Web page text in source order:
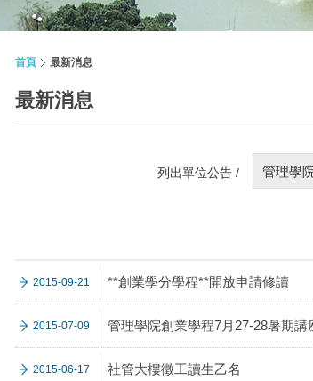
首頁 最新消息
最新消息
列出單位公告 / 管理學
2015-09-21 **創業學分學程**開放申請修讀
2015-07-09 管理學院創業學程7月27-28暑期講
2015-06-17 社管大樓徵工讀生乙名